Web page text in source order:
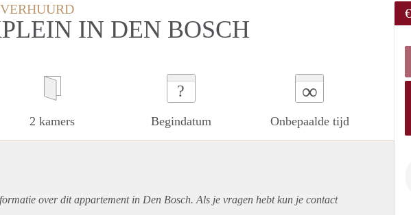
IN DEN BOSCH
2 kamers
?
Begindatum
∞
Onbepaalde tijd
over ditappartementin Den Bosch. Als je vragen hebt kun je contact